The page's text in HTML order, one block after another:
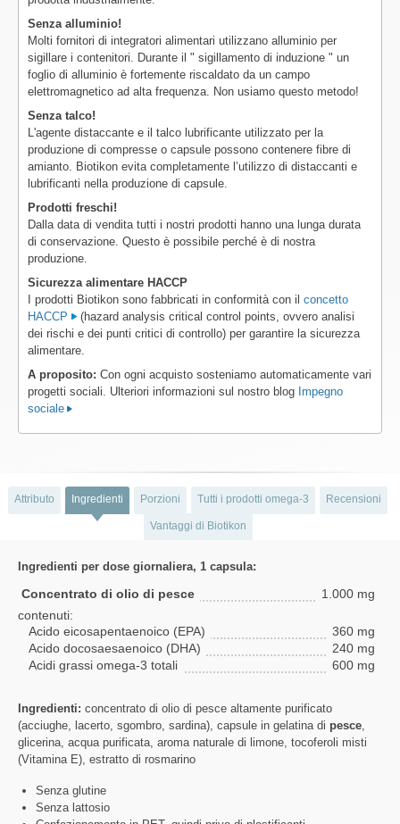
Senza alluminio!
Molti fornitori di integratori alimentari utilizzano alluminio per
sigillare i contenitori. Durante il " sigillamento di induzione " un
foglio di alluminio è fortemente riscaldato da un campo
elettromagnetico ad alta frequenza. Non usiamo questo metodo!
Senza talco!
L'agente distaccante e il talco lubrificante utilizzato per la
produzione di compresse o capsule possono contenere fibre di
amianto. Biotikon evita completamente l’utilizzo di distaccanti e
lubrificanti nella produzione di capsule.
Prodotti freschi!
Dalla data di vendita tutti i nostri prodotti hanno una lunga durata
di conservazione. Questo è possibile perché è di nostra
produzione.
Sicurezza alimentare HACCP
I prodotti Biotikon sono fabbricati in conformità con il concetto
HACCP
(hazard analysis critical control points, ovvero analisi
dei rischi e dei punti critici di controllo) per garantire la sicurezza
alimentare.
A proposito: Con ogni acquisto sosteniamo automaticamente vari
progetti sociali. Ulteriori informazioni sul nostro blog Impegno
sociale
Attributo Ingredienti Porzioni Tutti i prodotti omega-3 Recensioni
Vantaggi di Biotikon
Ingredienti per dose giornaliera, 1 capsula:
Concentrato di olio di pesce
1.000 mg
contenuti:
Acido eicosapentaenoico (EPA)
360 mg
Acido docosaesaenoico (DHA)
240 mg
Acidi grassi omega-3 totali
600 mg
Ingredienti: concentrato di olio di pesce altamente purificato
(acciughe, lacerto, sgombro, sardina), capsule in gelatina di pesce,
glicerina, acqua purificata, aroma naturale di limone, tocoferoli misti
(Vitamina E), estratto di rosmarino
Senza glutine
Senza lattosio